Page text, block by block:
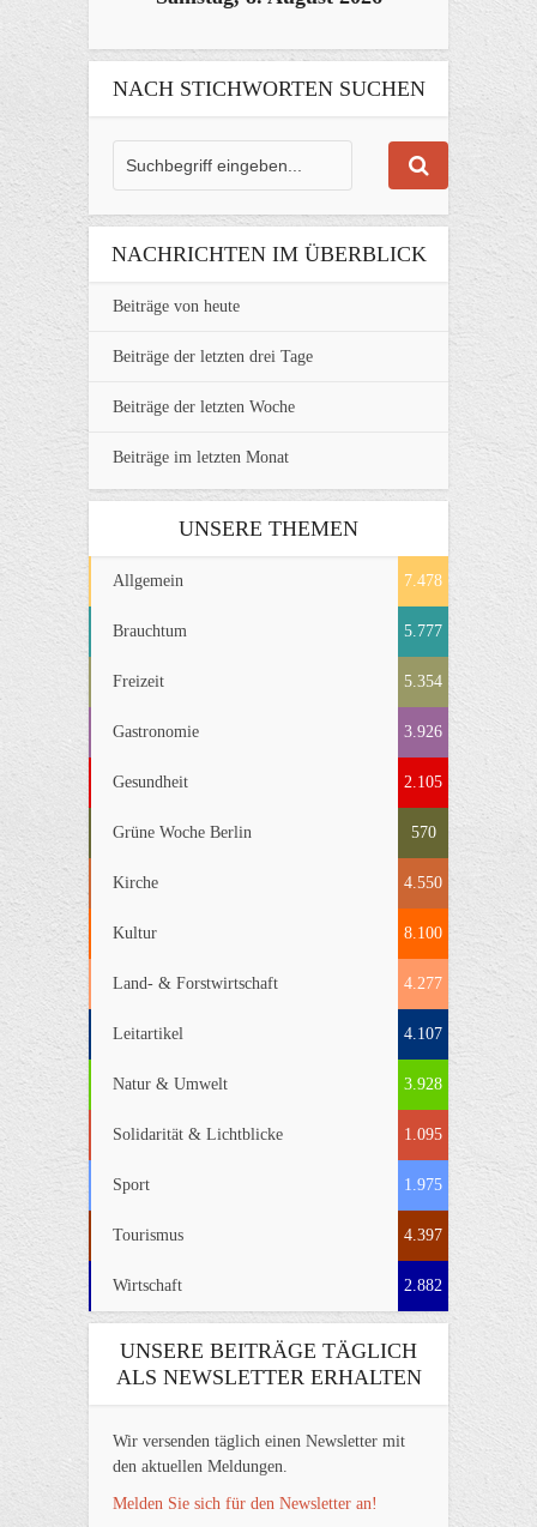
NACH STICHWORTEN SUCHEN
NACHRICHTEN IM ÜBERBLICK
Beiträge von heute
Beiträge der letzten drei Tage
Beiträge der letzten Woche
Beiträge im letzten Monat
UNSERE THEMEN
Allgemein 7.478
Brauchtum 5.777
Freizeit 5.354
Gastronomie 3.926
Gesundheit 2.105
Grüne Woche Berlin 570
Kirche 4.550
Kultur 8.100
Land- & Forstwirtschaft 4.277
Leitartikel 4.107
Natur & Umwelt 3.928
Solidarität & Lichtblicke 1.095
Sport 1.975
Tourismus 4.397
Wirtschaft 2.882
UNSERE BEITRÄGE TÄGLICH
ALS NEWSLETTER ERHALTEN
Wir versenden täglich einen Newsletter mit
den aktuellen Meldungen.
Melden Sie sich für den Newsletter an!